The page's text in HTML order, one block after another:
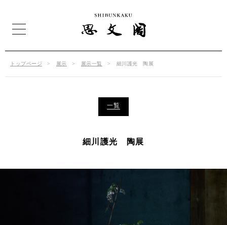
トップページ 展示 展示一覧 細川護光 陶展
一覧
細川護光 陶展